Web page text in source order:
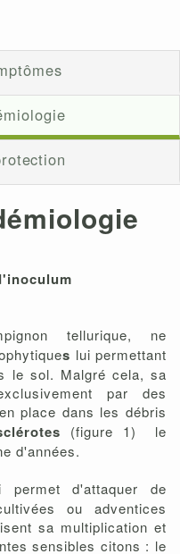
tellurique, ne
s lui permettant
le sol. Malgré cela, sa
par des
place dans les débris
(figure 1) le
d'années.
permet d'attaquer de
ou adventices
sa multiplication et
sensibles citons : le